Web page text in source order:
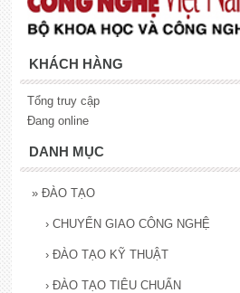
KHÁCH HÀNG
Tổng truy cập
Đang online
DANH MỤC
» ĐÀO TẠO
› CHUYỂN GIAO CÔNG NGHỆ
› ĐÀO TẠO KỸ THUẬT
› ĐÀO TẠO TIÊU CHUẨN